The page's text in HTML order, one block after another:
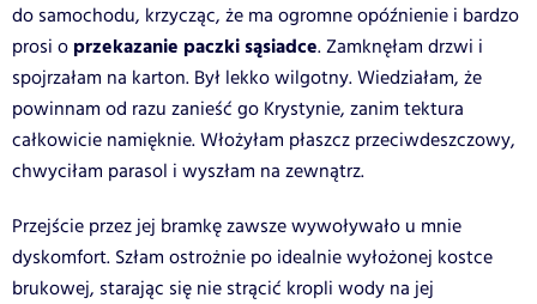
do samochodu, krzycząc, że ma ogromne opóźnienie i bardzo
prosi o przekazanie paczki sąsiadce. Zamknęłam drzwi i
spojrzałam na karton. Był lekko wilgotny. Wiedziałam, że
powinnam od razu zanieść go Krystynie, zanim tektura
całkowicie namięknie. Włożyłam płaszcz przeciwdeszczowy,
chwyciłam parasol i wyszłam na zewnątrz.
Przejście przez jej bramkę zawsze wywoływało u mnie
dyskomfort. Szłam ostrożnie po idealnie wyłożonej kostce
brukowej, starając się nie strącić kropli wody na jej